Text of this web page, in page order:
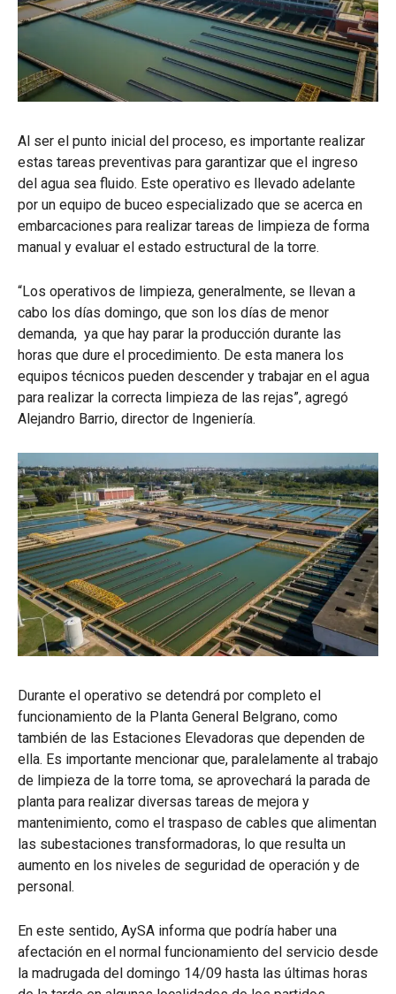
Al ser el punto inicial del proceso, es importante realizar
estas tareas preventivas para garantizar que el ingreso
del agua sea fluido. Este operativo es llevado adelante
por un equipo de buceo especializado que se acerca en
embarcaciones para realizar tareas de limpieza de forma
manual y evaluar el estado estructural de la torre.
“Los operativos de limpieza, generalmente, se llevan a
cabo los días domingo, que son los días de menor
demanda, ya que hay parar la producción durante las
horas que dure el procedimiento. De esta manera los
equipos técnicos pueden descender y trabajar en el agua
para realizar la correcta limpieza de las rejas”, agregó
Alejandro Barrio, director de Ingeniería.
Durante el operativo se detendrá por completo el
funcionamiento de la Planta General Belgrano, como
también de las Estaciones Elevadoras que dependen de
ella. Es importante mencionar que, paralelamente al trabajo
de limpieza de la torre toma, se aprovechará la parada de
planta para realizar diversas tareas de mejora y
mantenimiento, como el traspaso de cables que alimentan
las subestaciones transformadoras, lo que resulta un
aumento en los niveles de seguridad de operación y de
personal.
En este sentido, AySA informa que podría haber una
afectación en el normal funcionamiento del servicio desde
la madrugada del domingo 14/09 hasta las últimas horas